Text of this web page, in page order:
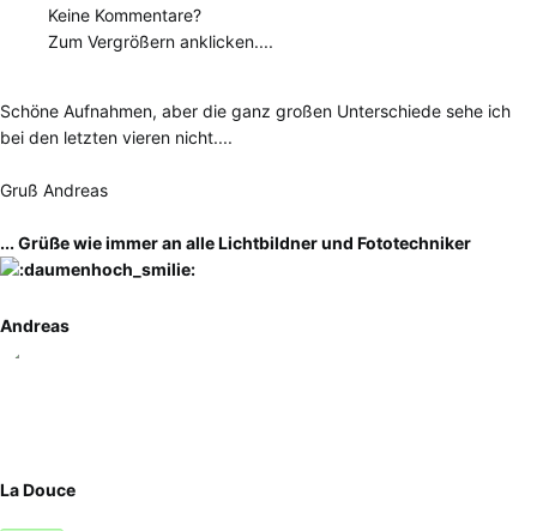
Keine Kommentare?
Zum Vergrößern anklicken....
Schöne Aufnahmen, aber die ganz großen Unterschiede sehe ich
bei den letzten vieren nicht....
Gruß Andreas
... Grüße wie immer an alle Lichtbildner und Fototechniker
Andreas
La Douce